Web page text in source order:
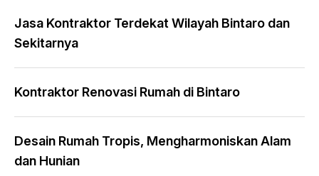
Jasa Kontraktor Terdekat Wilayah Bintaro dan
Sekitarnya
Kontraktor Renovasi Rumah di Bintaro
Desain Rumah Tropis, Mengharmoniskan Alam
dan Hunian